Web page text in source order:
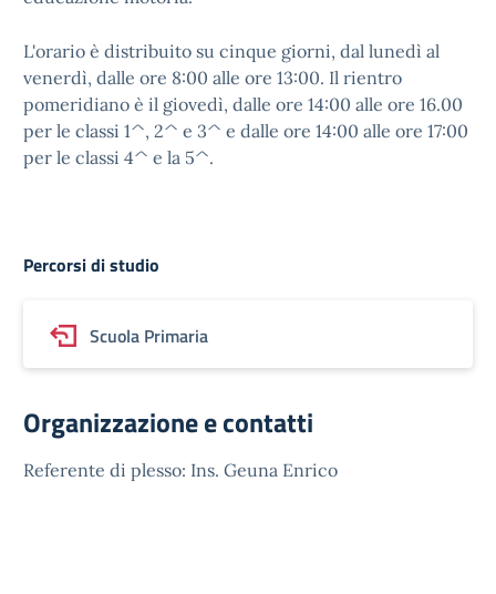
L'orario è distribuito su cinque giorni, dal lunedì al
venerdì, dalle ore 8:00 alle ore 13:00. Il rientro
pomeridiano è il giovedì, dalle ore 14:00 alle ore 16.00
per le classi 1^, 2^ e 3^ e dalle ore 14:00 alle ore 17:00
per le classi 4^ e la 5^.
Percorsi di studio
Scuola Primaria
Organizzazione e contatti
Referente di plesso: Ins. Geuna Enrico